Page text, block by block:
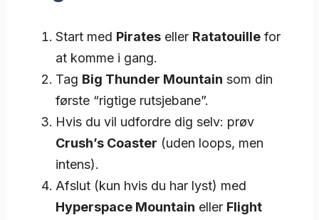
Start med Pirates eller Ratatouille for
at komme i gang.
Tag Big Thunder Mountain som din
første “rigtige rutsjebane”.
Hvis du vil udfordre dig selv: prøv
Crush’s Coaster (uden loops, men
intens).
Afslut (kun hvis du har lyst) med
Hyperspace Mountain eller Flight